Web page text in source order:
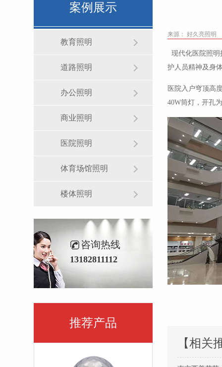
来源： 好久亮照明
现代化医院照
护人员精神及身
医院入户穹顶高
40W筒灯，开孔
【相关
案例展示
教育照明
道路照明
办公照明
商业照明
医院照明
体育场馆照明
楼体照明
咨询热线
13182811112
推荐产品